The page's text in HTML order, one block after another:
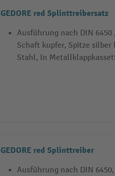
GEDORE red Splinttreibersatz
Ausführung nach DIN 6450
Schaft kupfer, Spitze
Stahl, In
GEDORE red Splinttreiber
Ausführung nach DIN